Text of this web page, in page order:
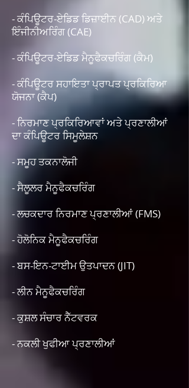
- ਕੰਪਿਊਟਰ-ਏਡਿਡ ਡਿਜ਼ਾਈਨ (CAD) ਅਤੇ
ਇੰਜੀਨੀਅਰਿੰਗ (CAE)
- ਕੰਪਿਊਟਰ-ਏਡਿਡ ਮੈਨੂਫੈਕਚਰਿੰਗ (ਕੈਮ)
- ਕੰਪਿਊਟਰ ਸਹਾਇਤਾ ਪ੍ਰਾਪਤ ਪ੍ਰਕਿਰਿਆ
ਯੋਜਨਾ (ਕੈਪ)
- ਨਿਰਮਾਣ ਪ੍ਰਕਿਰਿਆਵਾਂ ਅਤੇ ਪ੍ਰਣਾਲੀਆਂ
ਦਾ ਕੰਪਿਊਟਰ ਸਿਮੂਲੇਸ਼ਨ
- ਸਮੂਹ ਤਕਨਾਲੋਜੀ
- ਸੈਲੂਲਰ ਮੈਨੂਫੈਕਚਰਿੰਗ
- ਲਚਕਦਾਰ ਨਿਰਮਾਣ ਪ੍ਰਣਾਲੀਆਂ (FMS)
- ਹੋਲੋਨਿਕ ਮੈਨੂਫੈਕਚਰਿੰਗ
- ਬਸ-ਇਨ-ਟਾਈਮ ਉਤਪਾਦਨ (JIT)
- ਲੀਨ ਮੈਨੂਫੈਕਚਰਿੰਗ
- ਕੁਸ਼ਲ ਸੰਚਾਰ ਨੈੱਟਵਰਕ
- ਨਕਲੀ ਖੁਫੀਆ ਪ੍ਰਣਾਲੀਆਂ